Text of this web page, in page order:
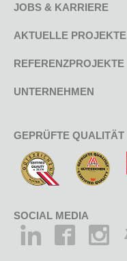
JOBS & KARRIERE
AKTUELLE PROJEKTE
REFERENZPROJEKTE
UNTERNEHMEN
GEPRÜFTE QUALITÄT
SOCIAL MEDIA